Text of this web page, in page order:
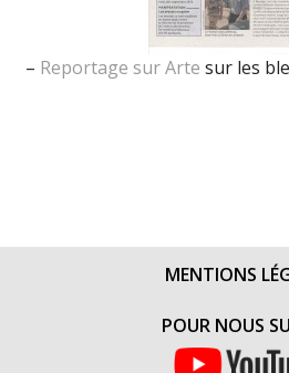
– Reportage sur Arte sur les
MENTIONS
POUR NOUS